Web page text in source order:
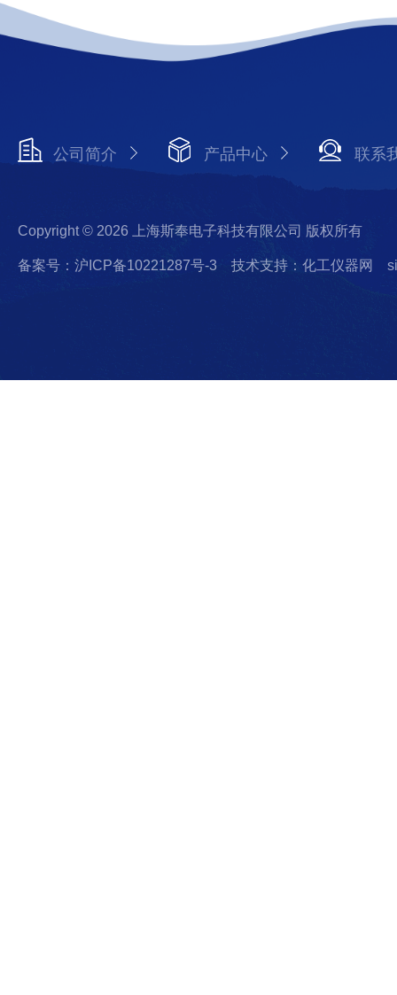
公司简介 产品中心 联系
Copyright © 2026 上海斯奉电子科技有限公司 版权所有
备案号：沪ICP备10221287号-3 技术支持：化工仪器网